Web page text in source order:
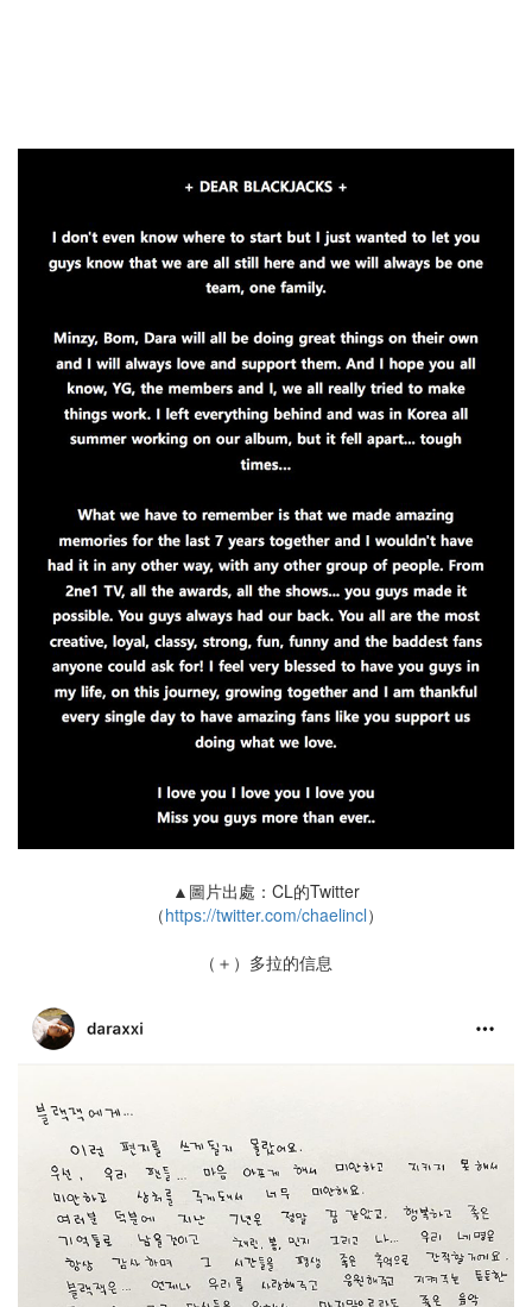
▲圖片出處：CL的Twitter
（https://twitter.com/chaelincl）
（＋）多拉的信息